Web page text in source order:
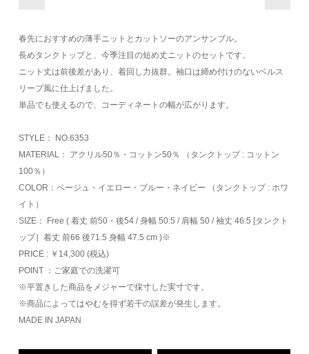
春先におすすめの薄手ニットとカットソーのアンサンブル。
長めタンクトップと、今季注目の短め丈ニットのセットです。
ニット丈は前後差があり、着回し力抜群。袖口は締め付けのないベルス
リーブ風に仕上げました。
単品でも使えるので、コーディネートの幅が広がります。
STYLE： NO.6353
MATERIAL： アクリル50％・コットン50％ （タンクトップ : コットン
100％）
COLOR：ベージュ・イエロー・ブルー・ネイビー （タンクトップ : ホワ
イト）
SIZE： Free ( 着丈 前50・後54 / 身幅 50.5 / 肩幅 50 / 袖丈 46.5 [タンクト
ップ］着丈 前66 後71.5 身幅 47.5 cm )※
PRICE : ￥14,300 (税込)
POINT ：ご家庭での洗濯可
※平置きした商品をメジャーで採寸した実寸です。
※商品によってはやむを得ず若干の誤差が発生します。
MADE IN JAPAN